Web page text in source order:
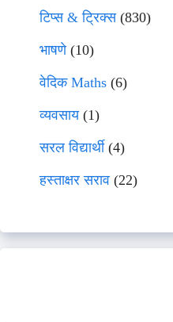
टिप्स & ट्रिक्स(830)
भाषणे(10)
वेदिक Maths (6)
व्यवसाय(1)
सरल विद्यार्थी(4)
हस्ताक्षर सराव (22)